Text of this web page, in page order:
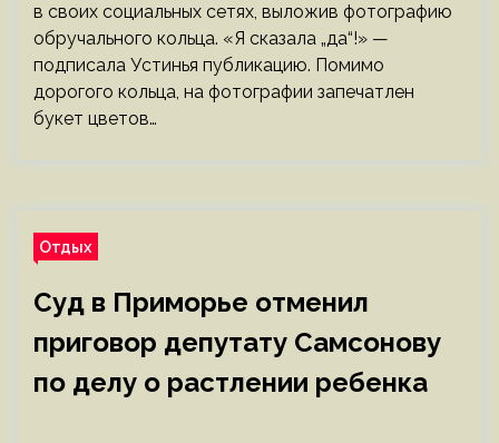
в своих социальных сетях, выложив фотографию
обручального кольца. «Я сказала „да“!» —
подписала Устинья публикацию. Помимо
дорогого кольца, на фотографии запечатлен
букет цветов…
Отдых
Суд в Приморье отменил
приговор депутату Самсонову
по делу о растлении ребенка